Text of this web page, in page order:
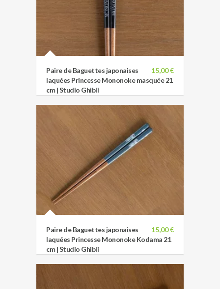
15,00 €
Paire de Baguettes japonaises
laquées Princesse Mononoke masquée 21
cm | Studio Ghibli
15,00 €
Paire de Baguettes japonaises
laquées Princesse Mononoke Kodama 21
cm | Studio Ghibli